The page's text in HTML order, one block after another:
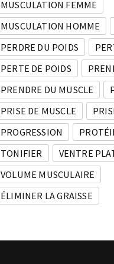
MUSCULATION FEMME
MUSCULATION HOMME
PERDRE DU POIDS
PERTE DE POIDS
PRENDRE DU MUSCLE
PRISE DE MUSCLE
PROGRESSION
TONIFIER
VENTRE
VOLUME MUSCULAIRE
ÉLIMINER LA GRAISSE